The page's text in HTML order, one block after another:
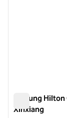
Gedung
Xinxiang